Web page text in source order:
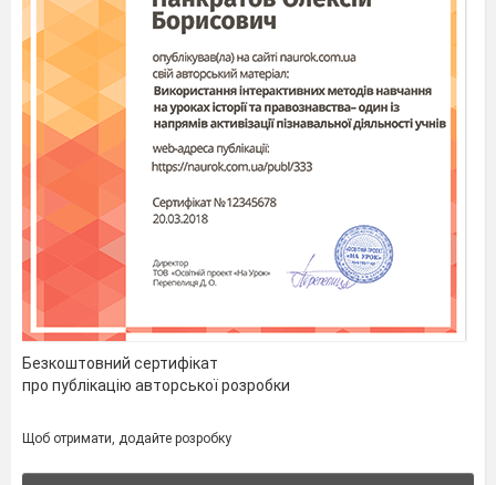
Безкоштовний сертифікат
про публікацію авторської розробки
Щоб отримати, додайте розробку